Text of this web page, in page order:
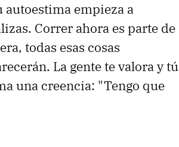
empieza a
Correr ahora es parte de
todas esas cosas
La gente te valora y tú
una creencia: "Tengo que